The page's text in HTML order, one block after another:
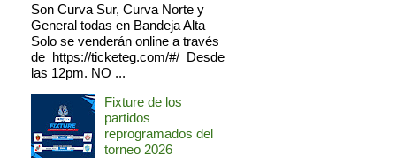
Son Curva Sur, Curva Norte y
General todas en Bandeja Alta
Solo se venderán online a través
de https://ticketeg.com/#/ Desde
las 12pm. NO ...
Fixture de los
partidos
reprogramados del
torneo 2026